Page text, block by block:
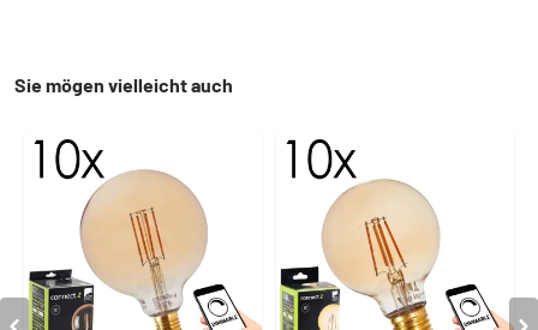
Sie mögen vielleicht auch